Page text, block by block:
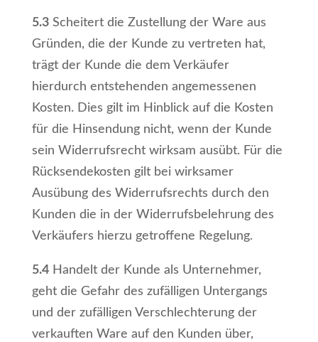
5.3Scheitert die Zustellung der Ware aus
Gründen, die der Kunde zu vertreten hat,
trägt der Kunde die dem Verkäufer
hierdurch entstehenden angemessenen
Kosten. Dies gilt im Hinblick auf die Kosten
für die Hinsendung nicht, wenn der Kunde
sein Widerrufsrecht wirksam ausübt. Für die
Rücksendekosten gilt bei wirksamer
Ausübung des Widerrufsrechts durch den
Kunden die in der Widerrufsbelehrung des
Verkäufers hierzu getroffene Regelung.
5.4Handelt der Kunde als Unternehmer,
geht die Gefahr des zufälligen Untergangs
und der zufälligen Verschlechterung der
verkauften Ware auf den Kunden über,